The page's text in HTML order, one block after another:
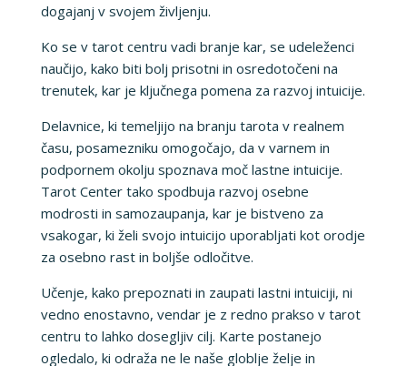
dogajanj v svojem življenju.
Ko se v tarot centru vadi branje kar, se udeleženci
naučijo, kako biti bolj prisotni in osredotočeni na
trenutek, kar je ključnega pomena za razvoj intuicije.
Delavnice, ki temeljijo na branju tarota v realnem
času, posamezniku omogočajo, da v varnem in
podpornem okolju spoznava moč lastne intuicije.
Tarot Center tako spodbuja razvoj osebne
modrosti in samozaupanja, kar je bistveno za
vsakogar, ki želi svojo intuicijo uporabljati kot orodje
za osebno rast in boljše odločitve.
Učenje, kako prepoznati in zaupati lastni intuiciji, ni
vedno enostavno, vendar je z redno prakso v tarot
centru to lahko dosegljiv cilj. Karte postanejo
ogledalo, ki odraža ne le naše globlje želje in